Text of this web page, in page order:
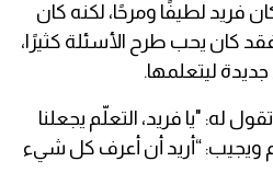
فريد لطيفًا ومرحًا، لكنه كان
كان يحب طرح الأسئلة كثيرًا،
ليتعلمها.
له: "يا فريد، التعلّم يجعلنا
ويجيب: “أريد أن أعرف كل شيء